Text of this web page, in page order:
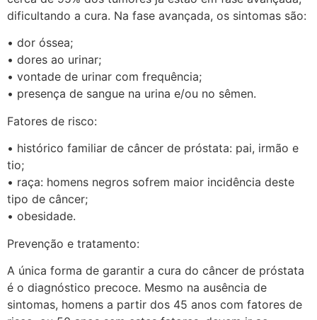
dificultando a cura. Na fase avançada, os sintomas são:
• dor óssea;
• dores ao urinar;
• vontade de urinar com frequência;
• presença de sangue na urina e/ou no sêmen.
Fatores de risco:
• histórico familiar de câncer de próstata: pai, irmão e
tio;
• raça: homens negros sofrem maior incidência deste
tipo de câncer;
• obesidade.
Prevenção e tratamento:
A única forma de garantir a cura do câncer de próstata
é o diagnóstico precoce. Mesmo na ausência de
sintomas, homens a partir dos 45 anos com fatores de